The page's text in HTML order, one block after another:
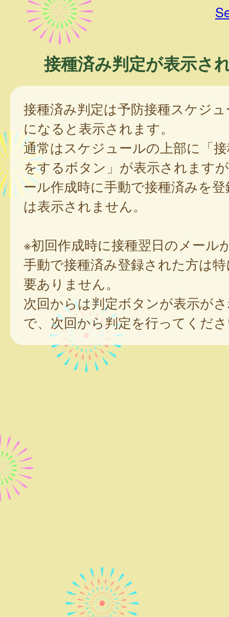
接種済み判定が表示さ
接種済み判定は予防接種スケジ
になると表示されます。
通常はスケジュールの上部に「
をするボタン」が表示されます
ール作成時に手動で接種済みを
は表示されません。
※初回作成時に接種翌日のメール
手動で接種済み登録された方は
要ありません。
次回からは判定ボタンが表示が
で、次回から判定を行ってくだ